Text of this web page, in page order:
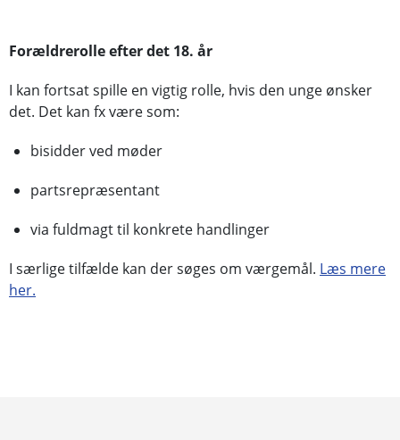
Forældrerolle efter det 18. år
I kan fortsat spille en vigtig rolle, hvis den unge ønsker
det. Det kan fx være som:
bisidder ved møder
partsrepræsentant
via fuldmagt til konkrete handlinger
I særlige tilfælde kan der søges om værgemål. Læs mere
her.